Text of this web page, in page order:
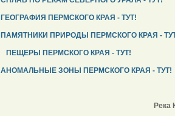
ГЕОГРАФИЯ ПЕРМСКОГО КРАЯ - ТУТ!
ПАМЯТНИКИ ПРИРОДЫ ПЕРМСКОГО КРАЯ -
ПЕЩЕРЫ ПЕРМСКОГО КРАЯ - ТУТ!
АНОМАЛЬНЫЕ ЗОНЫ ПЕРМСКОГО КРАЯ - ТУТ!
Река